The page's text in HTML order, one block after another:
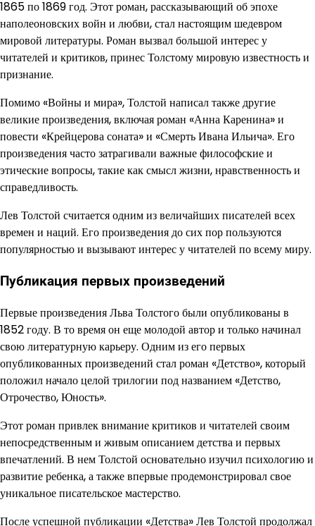
1865 по 1869 год. Этот роман, рассказывающий об эпохе
наполеоновских войн и любви, стал настоящим шедевром
мировой литературы. Роман вызвал большой интерес у
читателей и критиков, принес Толстому мировую известность и
признание.
Помимо «Войны и мира», Толстой написал также другие
великие произведения, включая роман «Анна Каренина» и
повести «Крейцерова соната» и «Смерть Ивана Ильича». Его
произведения часто затрагивали важные философские и
этические вопросы, такие как смысл жизни, нравственность и
справедливость.
Лев Толстой считается одним из величайших писателей всех
времен и наций. Его произведения до сих пор пользуются
популярностью и вызывают интерес у читателей по всему миру.
Публикация первых произведений
Первые произведения Льва Толстого были опубликованы в
1852 году. В то время он еще молодой автор и только начинал
свою литературную карьеру. Одним из его первых
опубликованных произведений стал роман «Детство», который
положил начало целой трилогии под названием «Детство,
Отрочество, Юность».
Этот роман привлек внимание критиков и читателей своим
непосредственным и живым описанием детства и первых
впечатлений. В нем Толстой основательно изучил психологию и
развитие ребенка, а также впервые продемонстрировал свое
уникальное писательское мастерство.
После успешной публикации «Детства» Лев Толстой продолжал